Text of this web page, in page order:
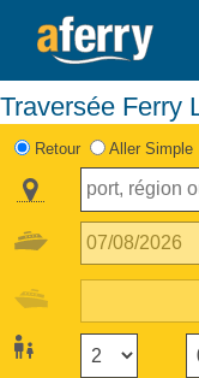
Traversée
Retour Aller Simple